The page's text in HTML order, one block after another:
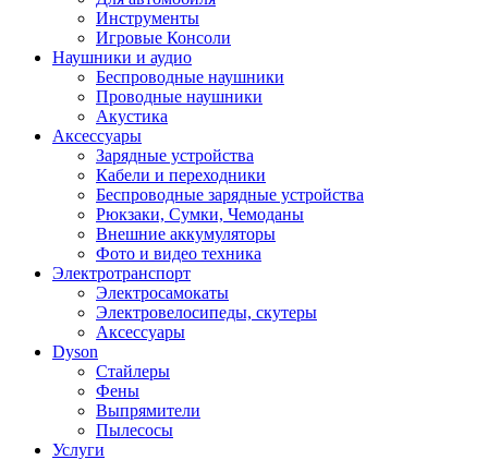
Инструменты
Игровые Консоли
Наушники и аудио
Беспроводные наушники
Проводные наушники
Акустика
Аксессуары
Зарядные устройства
Кабели и переходники
Беспроводные зарядные устройства
Рюкзаки, Сумки, Чемоданы
Внешние аккумуляторы
Фото и видео техника
Электротранспорт
Электросамокаты
Электровелосипеды, скутеры
Аксессуары
Dyson
Стайлеры
Фены
Выпрямители
Пылесосы
Услуги